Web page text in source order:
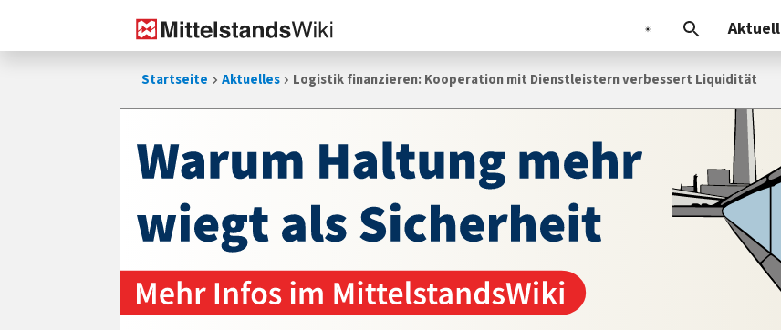
Aktuell
Startseite Aktuelles Logistik finanzieren: Kooperation mit Dienstleistern verbessert Liquidität